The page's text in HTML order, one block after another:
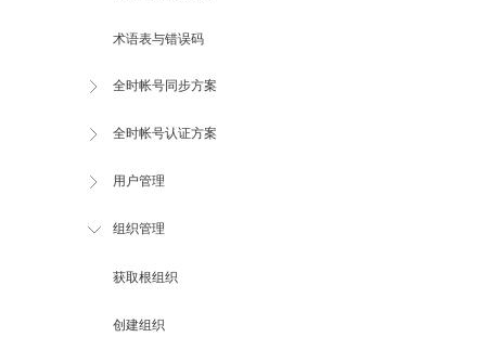
术语表与错误码
全时帐号同步方案
全时帐号认证方案
用户管理
组织管理
获取根组织
创建组织